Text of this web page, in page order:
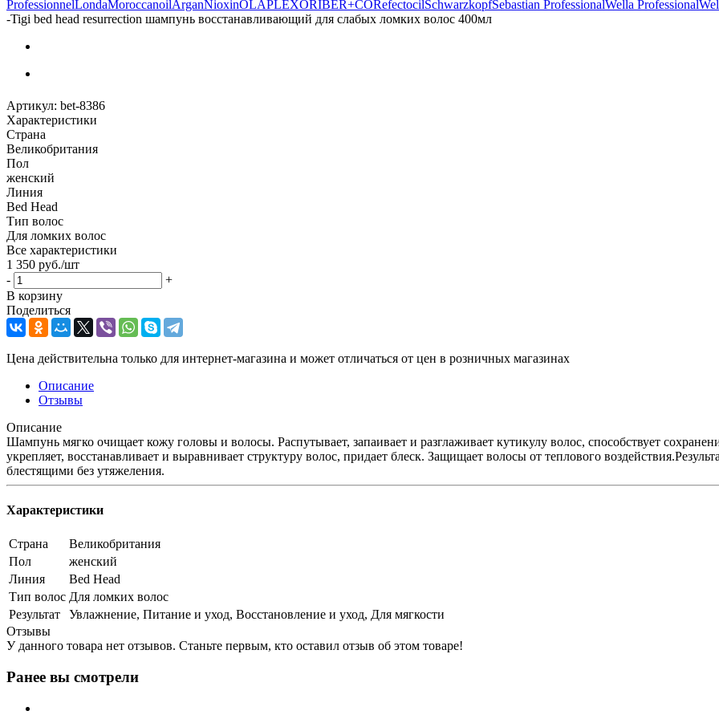
ProfessionnelLondaMoroccanoilArganNiохinOLAPLEXORIBER+CORefectocilSchwarzkopfSebastian ProfessionalWella Professional
-Tigi bed head resurrection шампунь восстанавливающий для слабых ломких волос 400мл
Артикул: bet-8386
Характеристики
Страна
Великобритания
Пол
женский
Линия
Bed Head
Тип волос
Для ломких волос
Все характеристики
1 350 руб./шт
-
+
В корзину
Поделиться
Цена действительна только для интернет-магазина и может отличаться от цен в розничных магазинах
Описание
Отзывы
Описание
Шампунь мягко очищает кожу головы и волосы. Распутывает, запаивает и разглаживает кутикулу волос, способствует
укрепляет, восстанавливает и выравнивает структуру волос, придает блеск. Защищает волосы от теплового
блестящими без утяжеления.
Характеристики
Страна
Великобритания
Пол
женский
Линия
Bed Head
Тип волос Для ломких волос
Результат
Увлажнение, Питание и уход, Восстановление и уход, Для мягкости
Отзывы
У данного товара нет отзывов. Станьте первым, кто оставил отзыв об этом товаре!
Ранее вы смотрели